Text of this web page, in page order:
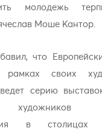
молодежь
Моше Кантор.
что
своих
серию
художников
в столицах